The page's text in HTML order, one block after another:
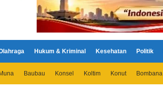
Hukum & Kriminal Kesehatan Politik
Baubau Konsel Koltim Konut Bombana